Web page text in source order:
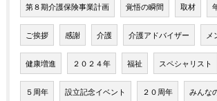
第８期介護保険事業計画 覚悟の瞬間 取材
ご挨拶 感謝 介護 介護アドバイザー メ
健康増進 ２０２４年 福祉 スペシャリスト
５周年 設立記念イベント ２０周年 みんな